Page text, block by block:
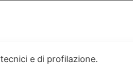
e di profilazione.